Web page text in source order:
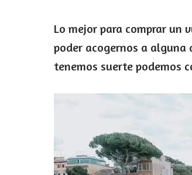
Lo mejor para comprar un
poder acogernos a
tenemos suerte podemos